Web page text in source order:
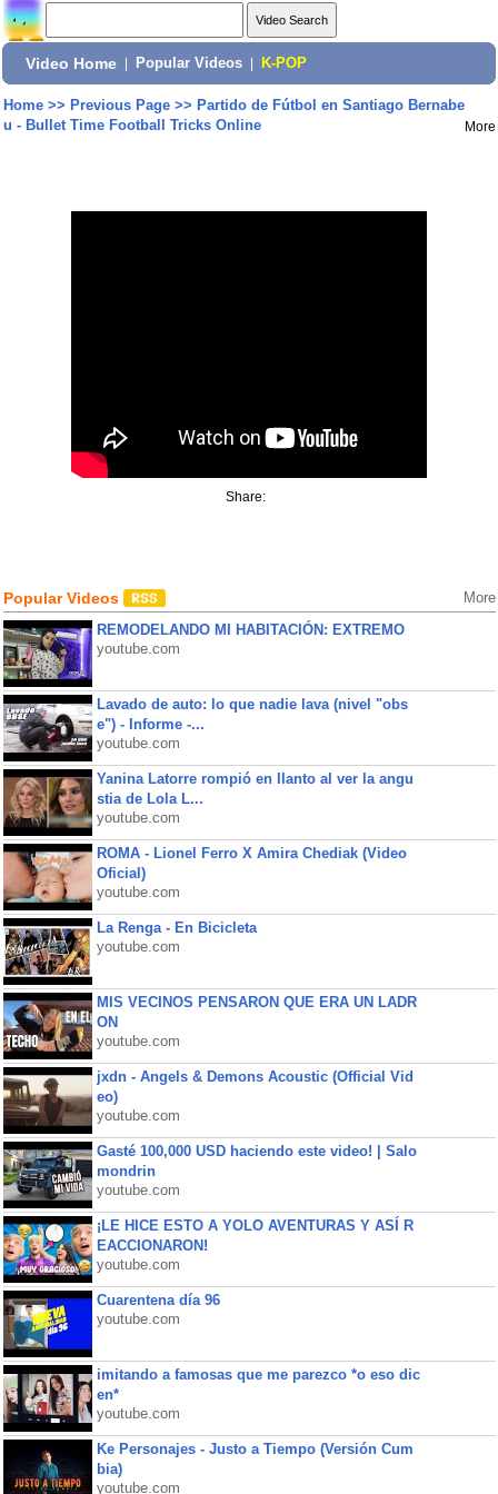
Video Home Popular Videos K-POP
Home>> Previous Page>> Partido de Fútbol en Santiago Bernabe
u - Bullet Time Football Tricks Online
More
Share:
Popular Videos More
REMODELANDO MI HABITACIÓN: EXTREMO
youtube.com
Lavado de auto: lo que nadie lava (nivel "obs
e") - Informe -...
youtube.com
Yanina Latorre rompió en llanto al ver la angu
stia de Lola L...
youtube.com
ROMA - Lionel Ferro X Amira Chediak (Video
Oficial)
youtube.com
La Renga - En Bicicleta
youtube.com
MIS VECINOS PENSARON QUE ERA UN LADR
ON
youtube.com
jxdn - Angels & Demons Acoustic (Official Vid
eo)
youtube.com
Gasté 100,000 USD haciendo este video! | Salo
mondrin
youtube.com
¡LE HICE ESTO A YOLO AVENTURAS Y ASÍ R
EACCIONARON!
youtube.com
Cuarentena día 96
youtube.com
imitando a famosas que me parezco *o eso dic
en*
youtube.com
Ke Personajes - Justo a Tiempo (Versión Cum
bia)
youtube.com